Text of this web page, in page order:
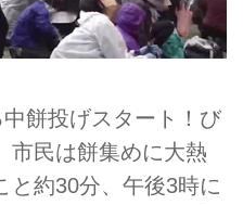
餅投げスタート！び
市民は餅集めに大熱
と約30分、午後3時に